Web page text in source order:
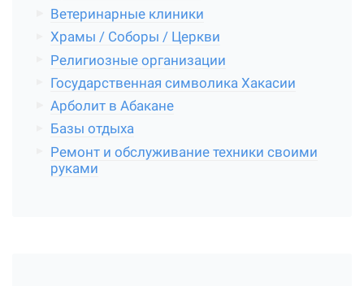
Ветеринарные клиники
Храмы / Соборы / Церкви
Религиозные организации
Государственная символика Хакасии
Арболит в Абакане
Базы отдыха
Ремонт и обслуживание техники своими
руками